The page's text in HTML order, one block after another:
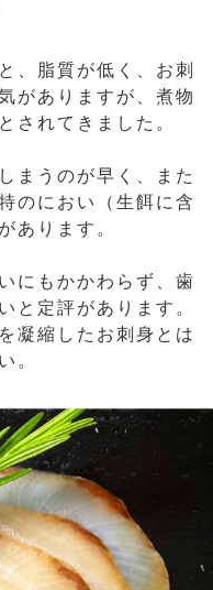
、脂質が低く、お刺
がありますが、煮物
されてきました。
まうのが早く、また
のにおい（生餌に含
あります。
にもかかわらず、歯
と定評があります。
凝縮したお刺身とは
。